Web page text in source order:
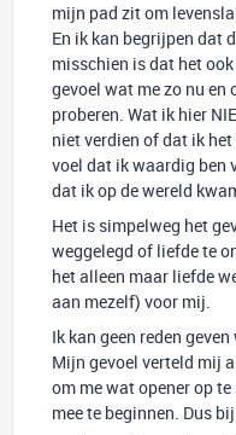
mijn pad zit om
En ik kan begrijpen dat
misschien is dat het
gevoel wat me zo nu
proberen. Wat ik hier
niet verdien of dat ik
voel dat ik waardig ben
dat ik op de wereld
Het is simpelweg het
weggelegd of liefde te
het alleen maar liefde
aan mezelf) voor mij.
Ik kan geen reden
Mijn gevoel verteld mij
om me wat opener op
mee te beginnen. Dus